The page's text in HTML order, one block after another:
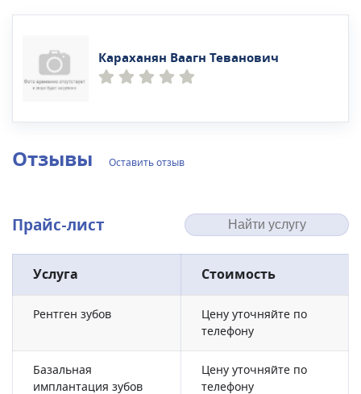
Караханян Ваагн Теванович
Отзывы Оставить отзыв
Прайс-лист
Услуга Стоимость
Рентген зубов
Цену уточняйте по
телефону
Базальная
имплантация зубов
Цену уточняйте по
телефону